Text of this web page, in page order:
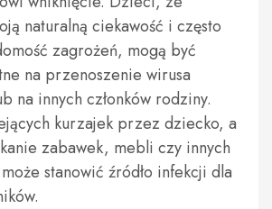
naturalną ciekawość i często
zagrożeń, mogą być
na przenoszenie wirusa
na innych członków rodziny.
kurzajek przez dziecko, a
zabawek, mebli czy innych
stanowić źródło infekcji dla